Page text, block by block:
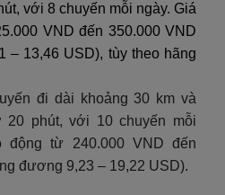
với 8 chuyến mỗi ngày. Giá
VND đến 350.000 VND
– 13,46 USD), tùy theo hãng
đi dài khoảng 30 km và
20 phút, với 10 chuyến mỗi
động từ 240.000 VND đến
đương 9,23 – 19,22 USD).